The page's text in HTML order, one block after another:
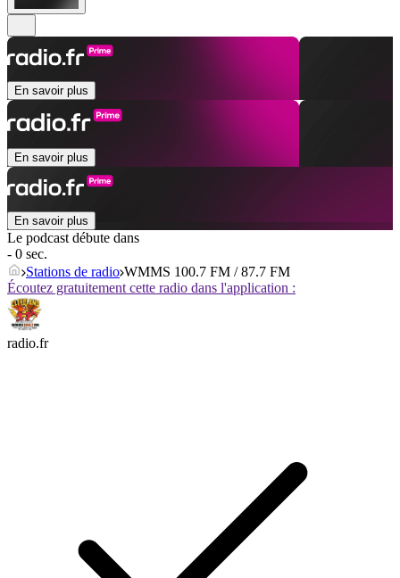
En savoir plus
En savoir plus
En savoir plus
Le podcast débute dans
- 0 sec.
Stations de radio WMMS 100.7 FM / 87.7 FM
Écoutez gratuitement cette radio dans l'application :
radio.fr